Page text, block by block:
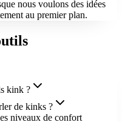
nous voulons des idées
au premier plan.
kink ?
de kinks ?
niveaux de confort